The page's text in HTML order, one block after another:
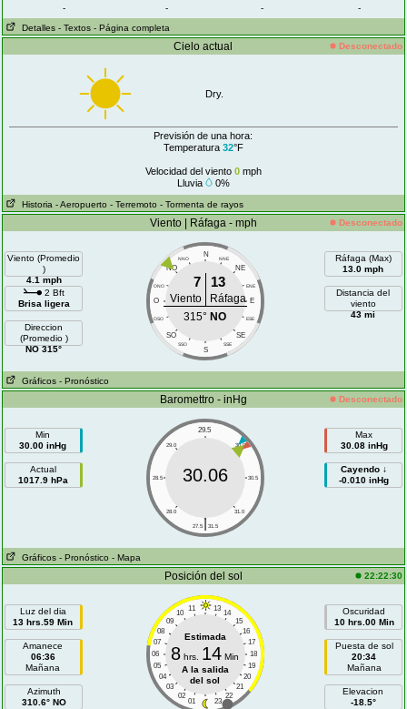
-
- -
-
Detalles - Textos - Página completa
Cielo actual Desconectado
Dry.
Previsión de una hora:
Temperatura 32°F
Velocidad del viento 0mph
Lluvia
0%
Historia - Aeropuerto - Terremoto - Tormenta de rayos
Viento | Ráfaga - mph Desconectado
Viento (Promedio
)
4.1 mph
2 Bft
Brisa ligera
Direccion
(Promedio )
NO 315°
N
NNO NNE
NO NE
ONO ENE
O E
OSO ESE
SO SE
SSO SSE
S
7 13
Viento
Ráfaga
315° NO
Ráfaga (Max)
13.0 mph
Distancia del
viento
43 mi
Gráficos - Pronóstico
Baromettro - inHg Desconectado
Min
30.00 inHg
Actual
1017.9 hPa
29.5
29.0 30.0
28.5 30.5
28.0 31.0
|
27.5 31.5
30.06
Max
30.08 inHg
Cayendo ↓
-0.010 inHg
Gráficos - Pronóstico - Mapa
Posición del sol 22:22:30
Luz del dia
13 hrs.59 Min
Amanece
06:36
Mañana
Azimuth
310.6° NO
11 13
10
14
09
15
08
16
07
17
06
18
05
19
04
20
03
21
02
22
01 23
Estimada
8 hrs. 14 Min
A la salida
del sol
Oscuridad
10 hrs.00 Min
Puesta de sol
20:34
Mañana
Elevacion
-18.5°